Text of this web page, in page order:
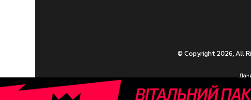
© Copyright 2026, All
Приступаючи до
У разі , якщо Ви